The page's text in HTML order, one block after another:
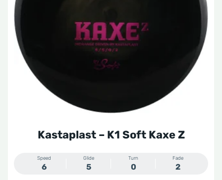
Kastaplast – K1 Soft Kaxe Z
Speed
6
Glide
5
Turn
0
Fade
2
Deze
optie
kan
gekozen
worden